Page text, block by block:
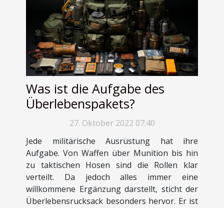
Was ist die Aufgabe des
Überlebenspakets?
27. Oktober 2022 07:40
Jede militärische Ausrüstung hat ihre
Aufgabe. Von Waffen über Munition bis hin
zu taktischen Hosen sind die Rollen klar
verteilt. Da jedoch alles immer eine
willkommene Ergänzung darstellt, sticht der
Überlebensrucksack besonders hervor. Er ist